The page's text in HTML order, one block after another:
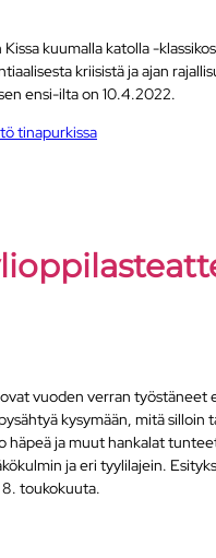
kuumalla katolla -
kriisistä ja ajan
ensi-ilta on 10.4.2022.
tinapurkissa
vuoden verran
kysymään, mitä
ja muut hankalat
ja eri tyylilajein.
8. toukokuuta.